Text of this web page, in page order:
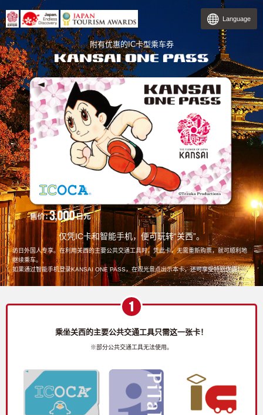
Language
附有优惠的IC卡型乘车券
仅凭IC卡和智能手机，便可玩转“关西”。
访日外国人专享。在利用关西的主要公共交通工具时，凭此卡，无需重新购票，就可顺利地
继续乘车。
如果通过智能手机登录KANSAI ONE PASS，在观光景点出示本卡，还可享受特别优惠！
乘坐关西的主要公共交通工具只需这一张卡！
※部分公共交通工具无法使用。